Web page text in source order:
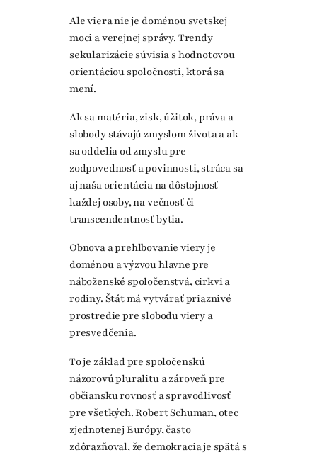
Ale viera nie je doménou svetskej
moci a verejnej správy. Trendy
sekularizácie súvisia s hodnotovou
orientáciou spoločnosti, ktorá sa
mení.
Ak sa matéria, zisk, úžitok, práva a
slobody stávajú zmyslom života a ak
sa oddelia od zmyslu pre
zodpovednosť a povinnosti, stráca sa
aj naša orientácia na dôstojnosť
každej osoby, na večnosť či
transcendentnosť bytia.
Obnova a prehlbovanie viery je
doménou a výzvou hlavne pre
náboženské spoločenstvá, cirkvi a
rodiny. Štát má vytvárať priaznivé
prostredie pre slobodu viery a
presvedčenia.
To je základ pre spoločenskú
názorovú pluralitu a zároveň pre
občiansku rovnosť a spravodlivosť
pre všetkých. Robert Schuman, otec
zjednotenej Európy, často
zdôrazňoval, že demokracia je spätá s